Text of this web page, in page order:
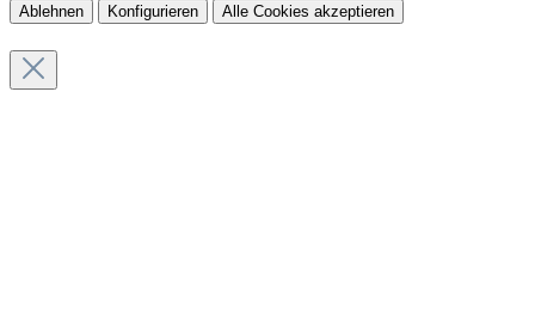
Ablehnen Konfigurieren Alle Cookies akzeptieren